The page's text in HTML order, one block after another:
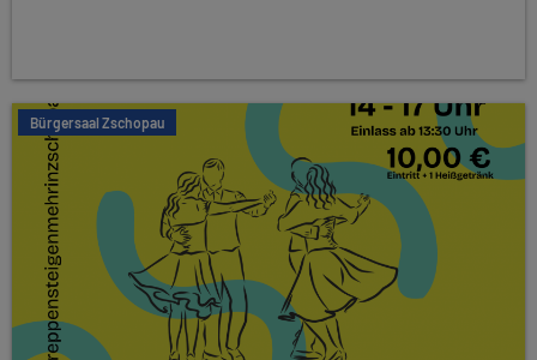
Bürgersaal Zschopau